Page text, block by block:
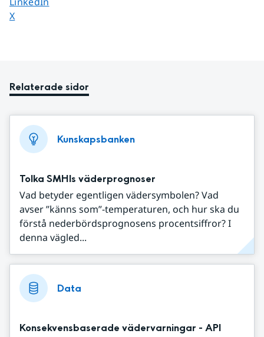
Dela sidan på
X
Relaterade sidor
Kunskapsbanken
Tolka SMHIs väderprognoser
Vad betyder egentligen vädersymbolen? Vad
avser ”känns som”-temperaturen, och hur ska du
förstå nederbördsprognosens procentsiffror? I
denna vägled...
Data
Konsekvensbaserade vädervarningar - API